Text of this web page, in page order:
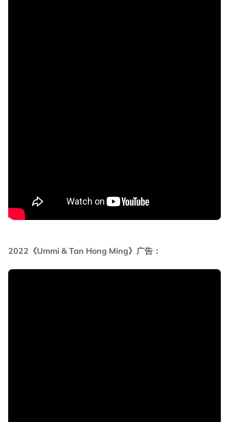
2022《Ummi & Tan Hong Ming》广告：